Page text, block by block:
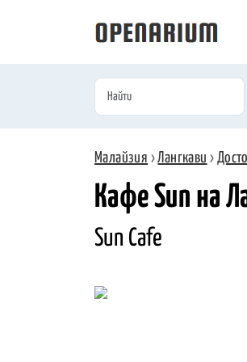
Малайзия ›Лангкави ›
Кафе Sun на
Sun Cafe